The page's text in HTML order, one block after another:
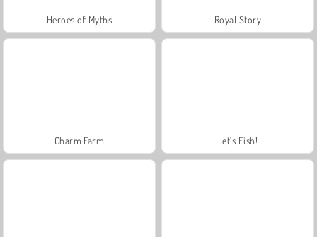
Heroes of Myths Royal Story
Charm Farm Let's Fish!